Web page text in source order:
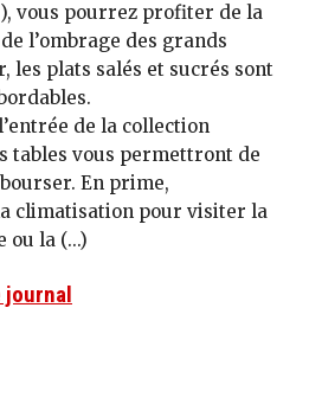
vous pourrez profiter de la
l’ombrage des grands
les plats salés et sucrés sont
de la collection
tables vous permettront de
En prime,
climatisation pour visiter la
ou la (...)
journal